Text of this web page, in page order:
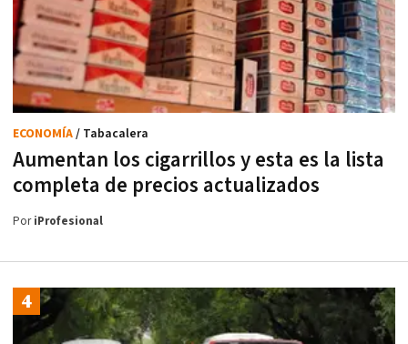
Aumentan los cigarrillos y esta es la lista
completa de precios actualizados
ECONOMÍA/ Tabacalera
PoriProfesional